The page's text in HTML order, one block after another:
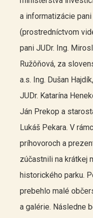
a informatizácie
(prostredníctvom
pani JUDr. Ing.
Ružôňová, za
a.s. Ing. Dušan
JUDr. Katarína
Ján Prekop a
Lukáš Pekara. V
príhovoroch a
zúčastnili na krátkej
historického parku.
prebehlo malé
a galérie. Následne